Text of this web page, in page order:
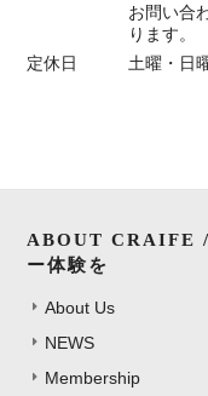
お問い合
ります。
定休日
土曜・日
ABOUT CRAIFE
ー体験を
About Us
NEWS
Membership